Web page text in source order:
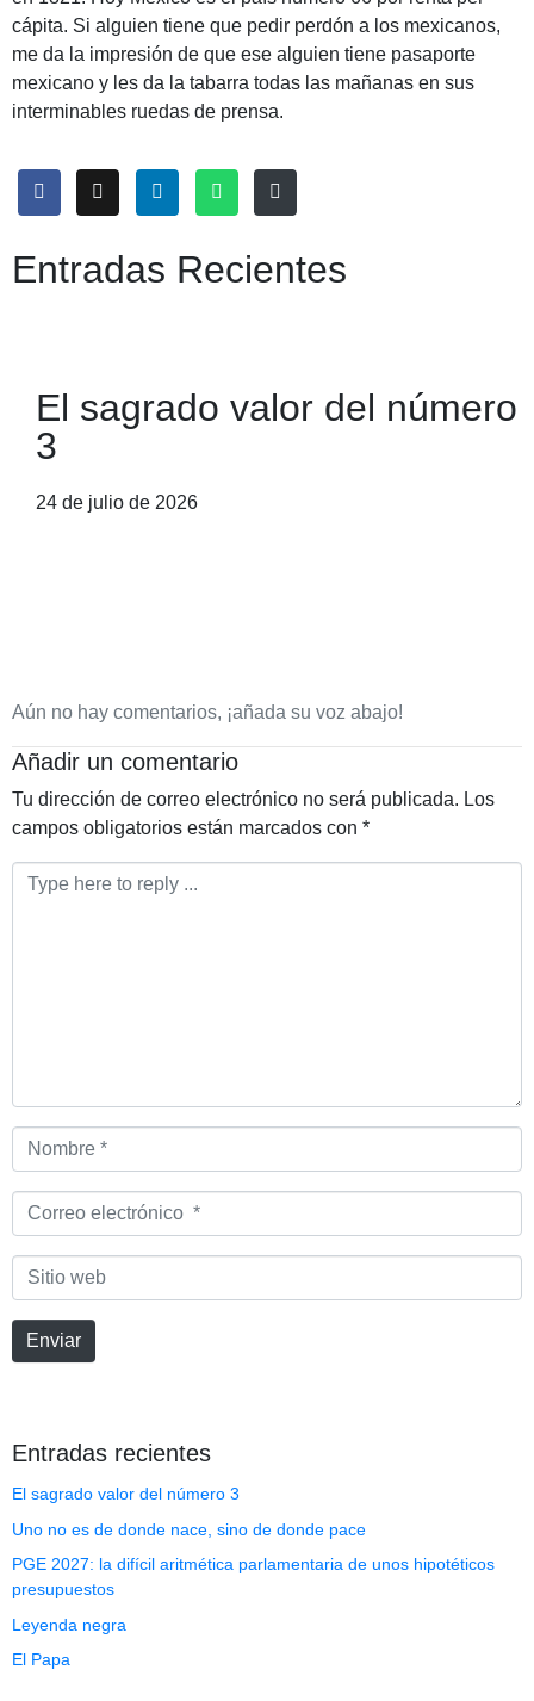
cápita. Si alguien tiene que pedir perdón a los mexicanos,
me da la impresión de que ese alguien tiene pasaporte
mexicano y les da la tabarra todas las mañanas en sus
interminables ruedas de prensa.
Entradas Recientes
El sagrado valor del número
3
24 de julio de 2026
Aún no hay comentarios, ¡añada su voz abajo!
Añadir un comentario
Tu dirección de correo electrónico no será publicada. Los
campos obligatorios están marcados con *
Comentario
Nombre
*
Correo
electrónico
*Sitio
web
Enviar
Entradas recientes
El sagrado valor del número 3
Uno no es de donde nace, sino de donde pace
PGE 2027: la difícil aritmética parlamentaria de unos hipotéticos
presupuestos
Leyenda negra
El Papa